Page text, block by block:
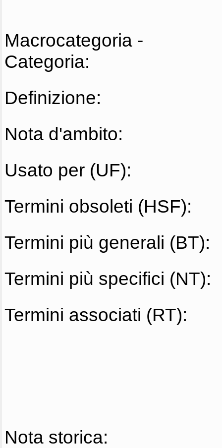
Macrocategoria -
Categoria:
Definizione:
Nota d'ambito:
Usato per (UF):
Termini obsoleti (HSF):
Termini più generali (BT):
Termini più specifici (NT):
Termini associati (RT):
Nota storica: